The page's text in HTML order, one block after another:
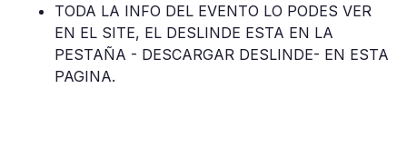
TODA LA INFO DEL EVENTO LO PODES VER
EN EL SITE, EL DESLINDE ESTA EN LA
PESTAÑA - DESCARGAR DESLINDE- EN ESTA
PAGINA.